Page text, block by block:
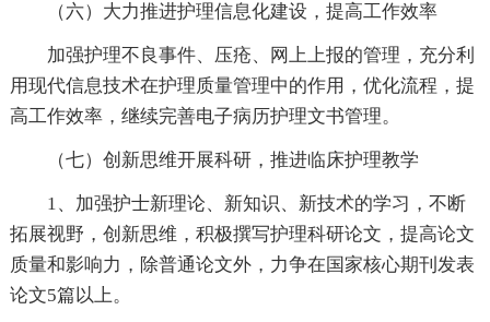
（六）大力推进护理信息化建设，提高工作效率
加强护理不良事件、压疮、网上上报的管理，充分利
用现代信息技术在护理质量管理中的作用，优化流程，提
高工作效率，继续完善电子病历护理文书管理。
（七）创新思维开展科研，推进临床护理教学
1、加强护士新理论、新知识、新技术的学习，不断
拓展视野，创新思维，积极撰写护理科研论文，提高论文
质量和影响力，除普通论文外，力争在国家核心期刊发表
论文5篇以上。